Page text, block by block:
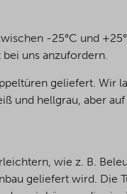
-25°C und
uns anzufordern.
geliefert. Wir
und hellgrau, aber
wie z. B.
geliefert wird. Die